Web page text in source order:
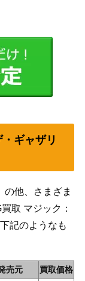
ギャザリ
の他、さまざま
取 マジック：
記のようなも
売元
買取価格